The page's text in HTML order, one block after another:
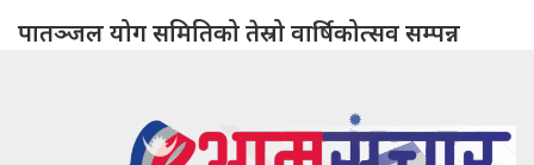
पातञ्जल योग समितिको तेस्रो वार्षिकोत्सव सम्पन्न